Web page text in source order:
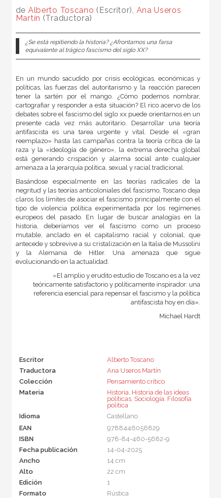
de Alberto Toscano (Escritor), Ana Useros
Martín (Traductora)
¿Se está repitiendo la historia? ¿Afrontamos una farsa
equivalente al trágico fascismo del siglo XX?
En un mundo sacudido por crisis ecológicas, económicas y
políticas, las fuerzas del autoritarismo y la reacción parecen
tener la sartén por el mango. ¿Cómo podemos nombrar,
cartografiar y responder a esta situación? El rico acervo de los
debates sobre el fascismo del siglo xx puede orientarnos en un
presente cada vez más autoritario. Desarrollar una teoría
antifascista es una tarea urgente y vital. Desde el «gran
reemplazo» hasta las campañas contra la teoría crítica de la
raza y la «ideología de género», la extrema derecha global
está generando crispación y alarma social ante cualquier
amenaza a la jerarquía política, sexual y racial tradicional.
Basándose especialmente en las teorías radicales de la
negritud y las teorías anticoloniales del fascismo, Toscano deja
claros los límites de asociar el fascismo principalmente con el
tipo de violencia política experimentada por los regímenes
europeos del pasado. En lugar de buscar analogías en la
historia, deberíamos ver el fascismo como un proceso
mutable, anclado en el capitalismo racial y colonial, que
antecede y sobrevive a su cristalización en la Italia de Mussolini
y la Alemania de Hitler. Una amenaza que sigue
evolucionando en la actualidad.
«El amplio y erudito estudio de Toscano es a la vez
teóricamente satisfactorio y políticamente inspirador: una
referencia esencial para repensar el fascismo y la política
antifascista hoy en día».
Michael Hardt
Escritor
Alberto Toscano
Traductora
Ana Useros Martín
Colección
Pensamiento crítico
Materia
Historia, Historia de las ideas
políticas, Sociología, Filosofía
política
Idioma
Castellano
EAN
9788446056829
ISBN
978-84-460-5682-9
Fecha publicación
14-04-2025
Ancho
14 cm
Alto
22 cm
Edición
1
Formato
Rústica